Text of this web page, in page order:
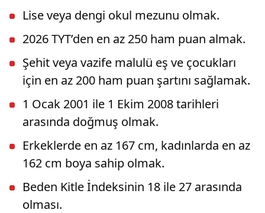
Lise veya dengi okul mezunu olmak.
2026 TYT’den en az 250 ham puan almak.
Şehit veya vazife malulü eş ve çocukları
için en az 200 ham puan şartını sağlamak.
1 Ocak 2001 ile 1 Ekim 2008 tarihleri
arasında doğmuş olmak.
Erkeklerde en az 167 cm, kadınlarda en az
162 cm boya sahip olmak.
Beden Kitle İndeksinin 18 ile 27 arasında
olması.